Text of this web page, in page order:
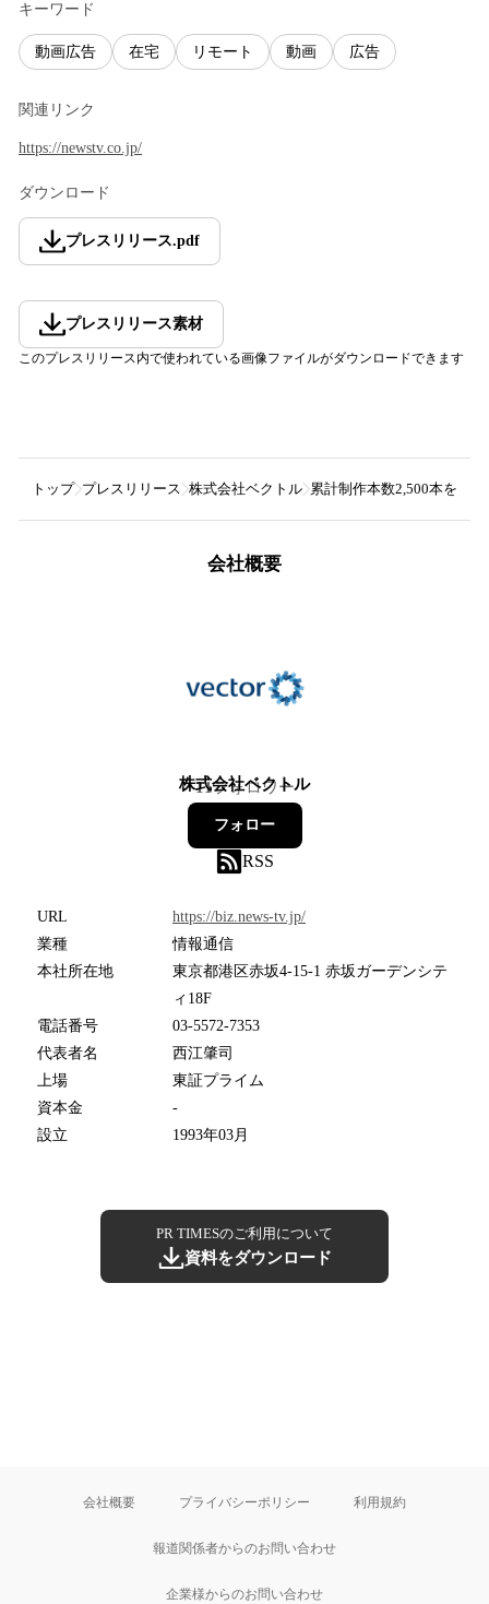
キーワード
動画広告 在宅 リモート 動画 広告
関連リンク
https://newstv.co.jp/
ダウンロード
プレスリリース.pdf
プレスリリース素材
このプレスリリース内で使われている画像ファイルがダウンロードできます
トップ プレスリリース 株式会社ベクトル 累計制作本数2,500本を超
会社概要
株式会社ベクトル
11フォロワー
フォロー
RSS
URL
https://biz.news-tv.jp/
業種
情報通信
本社所在地
東京都港区赤坂4-15-1 赤坂ガーデンシテ
ィ18F
電話番号
03-5572-7353
代表者名
西江肇司
上場
東証プライム
資本金
-
設立
1993年03月
PR TIMESのご利用について
資料をダウンロード
会社概要 プライバシーポリシー 利用規約
報道関係者からのお問い合わせ
企業様からのお問い合わせ